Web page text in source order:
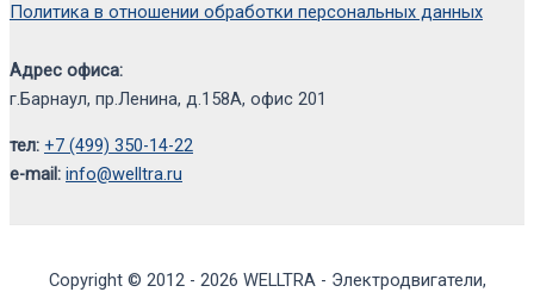
Политика в отношении обработки персональных данных
Адрес офиса:
г.Барнаул, пр.Ленина, д.158А, офис 201
тел: +7 (499) 350-14-22
e-mail: info@welltra.ru
Copyright © 2012 - 2026 WELLTRA - Электродвигатели,